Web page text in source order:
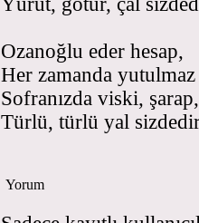
Ozanoğlu eder hesap,
Her zamanda
Sofranızda viski, şarap,
Türlü, türlü yal
Yorum